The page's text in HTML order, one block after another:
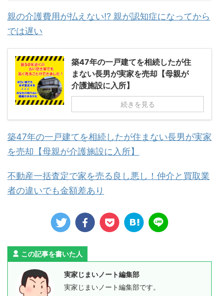
親の介護費用が払えない!? 親が認知症になってから
では遅い
築47年の一戸建てを相続したが住
まない長男が実家を売却【母親が
介護施設に入所】
続きを見る
築47年の一戸建てを相続したが住まない長男が実家
を売却【母親が介護施設に入所】
不動産一括査定で家を売る良し悪し！仲介と買取業
者の違いでも金額差あり
この記事を書いた人
実家じまいノート編集部
実家じまいノート編集部です。